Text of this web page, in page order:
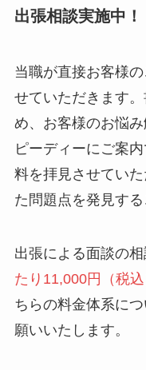
出張相談実施中！
当職が直接お客様
せていただきます
め、お客様のお悩
ピーディーにご案
料を拝見させてい
た問題点を発見する
出張による面談の
たり11,000円（税込
ちらの料金体系に
願いいたします。